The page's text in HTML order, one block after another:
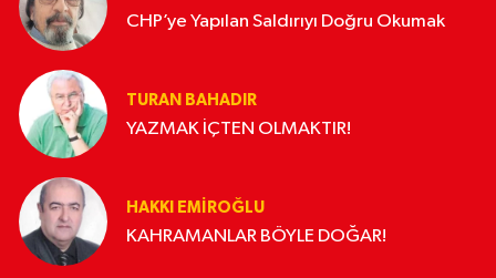
CHP’ye Yapılan Saldırıyı Doğru Okumak
TURAN BAHADIR
YAZMAK İÇTEN OLMAKTIR!
HAKKI EMİROĞLU
KAHRAMANLAR BÖYLE DOĞAR!